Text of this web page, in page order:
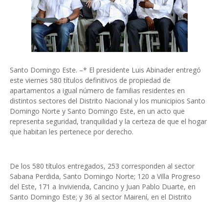
Santo Domingo Este. –* El presidente Luis Abinader entregó
este viernes 580 títulos definitivos de propiedad de
apartamentos a igual número de familias residentes en
distintos sectores del Distrito Nacional y los municipios Santo
Domingo Norte y Santo Domingo Este, en un acto que
representa seguridad, tranquilidad y la certeza de que el hogar
que habitan les pertenece por derecho.
De los 580 títulos entregados, 253 corresponden al sector
Sabana Perdida, Santo Domingo Norte; 120 a Villa Progreso
del Este, 171 a Invivienda, Cancino y Juan Pablo Duarte, en
Santo Domingo Este; y 36 al sector Mairení, en el Distrito